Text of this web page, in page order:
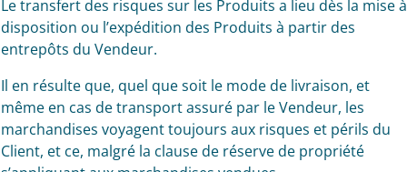
Le transfert des risques sur les Produits a lieu dès la mise à
disposition ou l’expédition des Produits à partir des
entrepôts du Vendeur.
Il en résulte que, quel que soit le mode de livraison, et
même en cas de transport assuré par le Vendeur, les
marchandises voyagent toujours aux risques et périls du
Client, et ce, malgré la clause de réserve de propriété